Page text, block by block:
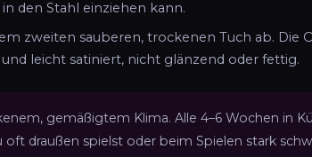
den Stahl einziehen kann.
zweiten sauberen, trockenen Tuch ab. Die
leicht satiniert, nicht glänzend oder fettig.
gemäßigtem Klima. Alle 4–6 Wochen in
draußen spielst oder beim Spielen stark